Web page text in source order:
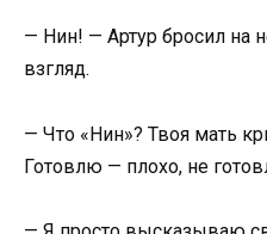
— Нин! — Артур бросил на
взгляд.
— Что «Нин»? Твоя мать
Готовлю — плохо, не